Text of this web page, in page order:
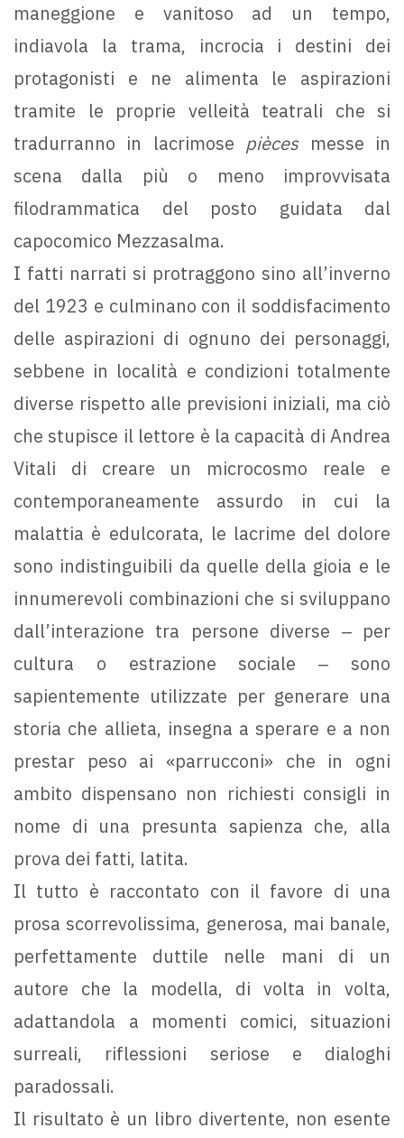
maneggione e vanitoso ad un tempo,
indiavola la trama, incrocia i destini dei
protagonisti e ne alimenta le aspirazioni
tramite le proprie velleità teatrali che si
tradurranno in lacrimose piècesmesse in
scena dalla più o meno improvvisata
filodrammatica del posto guidata dal
capocomico Mezzasalma.
I fatti narrati si protraggono sino all’inverno
del 1923 e culminano con il soddisfacimento
delle aspirazioni di ognuno dei personaggi,
sebbene in località e condizioni totalmente
diverse rispetto alle previsioni iniziali, ma ciò
che stupisce il lettore è la capacità di Andrea
Vitali di creare un microcosmo reale e
contemporaneamente assurdo in cui la
malattia è edulcorata, le lacrime del dolore
sono indistinguibili da quelle della gioia e le
innumerevoli combinazioni che si sviluppano
dall’interazione tra persone diverse ‒ per
cultura o estrazione sociale ‒ sono
sapientemente utilizzate per generare una
storia che allieta, insegna a sperare e a non
prestar peso ai «parrucconi» che in ogni
ambito dispensano non richiesti consigli in
nome di una presunta sapienza che, alla
prova dei fatti, latita.
Il tutto è raccontato con il favore di una
prosa scorrevolissima, generosa, mai banale,
perfettamente duttile nelle mani di un
autore che la modella, di volta in volta,
adattandola a momenti comici, situazioni
surreali, riflessioni seriose e dialoghi
paradossali.
Il risultato è un libro divertente, non esente